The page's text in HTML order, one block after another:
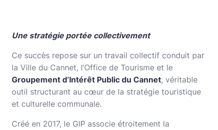
Une stratégie portée collectivement
Ce succès repose sur un travail collectif conduit par
la Ville du Cannet, l’Office de Tourisme et le
Groupement d’Intérêt Public du Cannet, véritable
outil structurant au cœur de la stratégie touristique
et culturelle communale.
Créé en 2017, le GIP associe étroitement la